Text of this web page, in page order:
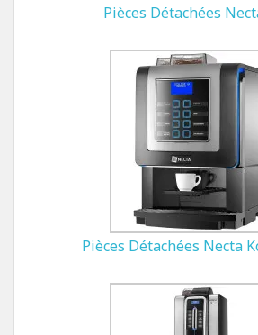
Pièces Détachées
Pièces Détachées Necta